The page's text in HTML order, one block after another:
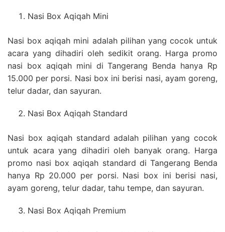
Nasi Box Aqiqah Mini
Nasi box aqiqah mini adalah pilihan yang cocok untuk
acara yang dihadiri oleh sedikit orang. Harga promo
nasi box aqiqah mini di Tangerang Benda hanya Rp
15.000 per porsi. Nasi box ini berisi nasi, ayam goreng,
telur dadar, dan sayuran.
Nasi Box Aqiqah Standard
Nasi box aqiqah standard adalah pilihan yang cocok
untuk acara yang dihadiri oleh banyak orang. Harga
promo nasi box aqiqah standard di Tangerang Benda
hanya Rp 20.000 per porsi. Nasi box ini berisi nasi,
ayam goreng, telur dadar, tahu tempe, dan sayuran.
Nasi Box Aqiqah Premium